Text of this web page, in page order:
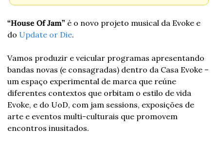
“House Of Jam” é o novo projeto musical da Evoke e
do Update or Die.
Vamos produzir e veicular programas apresentando
bandas novas (e consagradas) dentro da Casa Evoke –
um espaço experimental de marca que reúne
diferentes contextos que orbitam o estilo de vida
Evoke, e do UoD, com jam sessions, exposições de
arte e eventos multi-culturais que promovem
encontros inusitados.